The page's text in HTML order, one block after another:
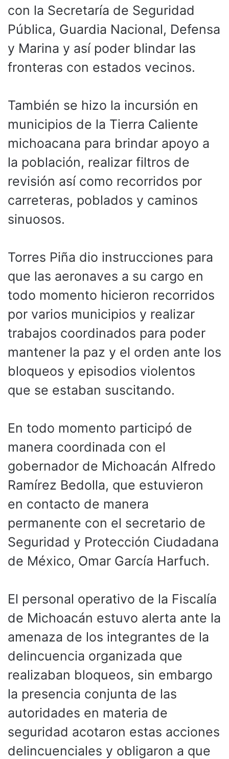
con la Secretaría de Seguridad
Pública, Guardia Nacional, Defensa
y Marina y así poder blindar las
fronteras con estados vecinos.
También se hizo la incursión en
municipios de la Tierra Caliente
michoacana para brindar apoyo a
la población, realizar filtros de
revisión así como recorridos por
carreteras, poblados y caminos
sinuosos.
Torres Piña dio instrucciones para
que las aeronaves a su cargo en
todo momento hicieron recorridos
por varios municipios y realizar
trabajos coordinados para poder
mantener la paz y el orden ante los
bloqueos y episodios violentos
que se estaban suscitando.
En todo momento participó de
manera coordinada con el
gobernador de Michoacán Alfredo
Ramírez Bedolla, que estuvieron
en contacto de manera
permanente con el secretario de
Seguridad y Protección Ciudadana
de México, Omar García Harfuch.
El personal operativo de la Fiscalía
de Michoacán estuvo alerta ante la
amenaza de los integrantes de la
delincuencia organizada que
realizaban bloqueos, sin embargo
la presencia conjunta de las
autoridades en materia de
seguridad acotaron estas acciones
delincuenciales y obligaron a que